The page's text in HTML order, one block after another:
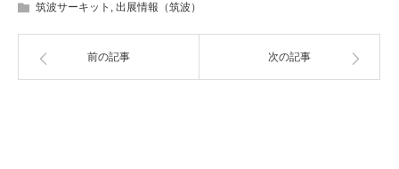
筑波サーキット , 出展情報（筑波）
前の記事 次の記事